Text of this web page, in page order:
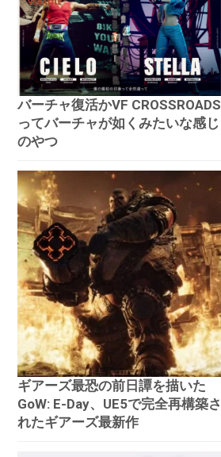
バーチャ復活かVF CROSSROADS
ってバーチャが如くみたいな感じ
のやつ
ギアーズ最恐の前日譚を描いた
GoW: E-Day、UE5で完全再構築さ
れたギアーズ最新作